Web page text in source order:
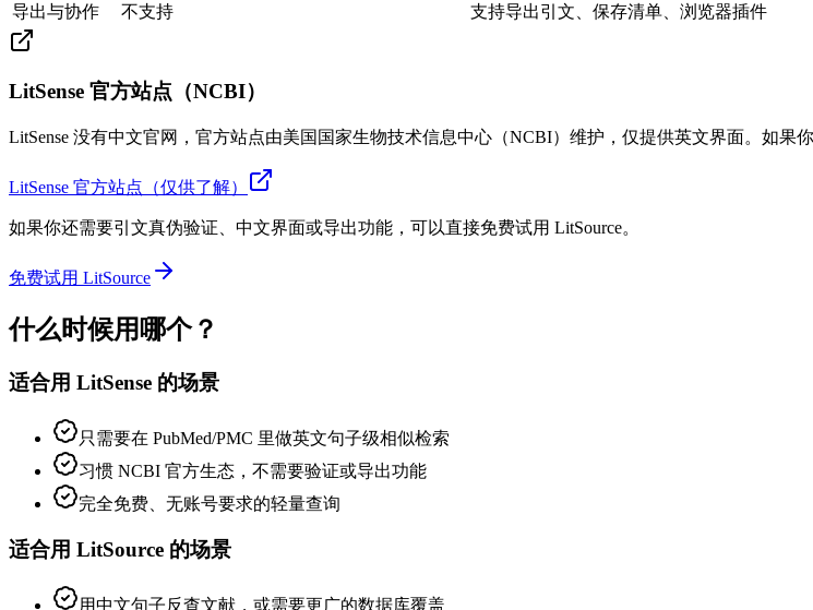
导出与协作
不支持 支持导出引文、保存清单、浏览器插件
LitSense 官方站点（NCBI）
LitSense 没有中文官网，官方站点由美国国家生物技术信息中心（NCBI）维护，仅提供英文界面。如果
LitSense 官方站点（仅供了解）
如果你还需要引文真伪验证、中文界面或导出功能，可以直接免费试用 LitSource。
免费试用 LitSource
什么时候用哪个？
适合用 LitSense 的场景
只需要在 PubMed/PMC 里做英文句子级相似检索
习惯 NCBI 官方生态，不需要验证或导出功能
完全免费、无账号要求的轻量查询
适合用 LitSource 的场景
用中文句子反查文献，或需要更广的数据库覆盖